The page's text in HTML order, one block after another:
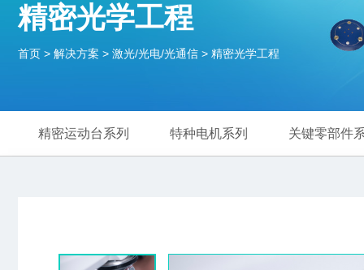
精密光学工程
首页 > 解决方案 > 激光/光电/光通信 > 精密光学工程
精密运动台系列 特种电机系列 关键零部件